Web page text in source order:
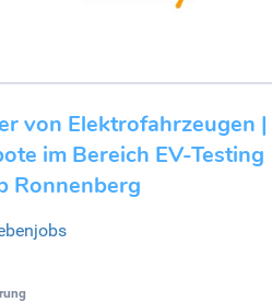
von Elektrofahrzeugen |
im Bereich EV-
Ronnenberg